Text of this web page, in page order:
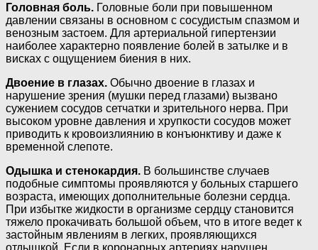
Головная боль. Головные боли при повышенном
давлении связаны в основном с сосудистым спазмом и
венозным застоем. Для артериальной гипертензии
наиболее характерно появление болей в затылке и в
висках с ощущением биения в них.
Двоение в глазах. Обычно двоение в глазах и
нарушение зрения (мушки перед глазами) вызвано
сужением сосудов сетчатки и зрительного нерва. При
высоком уровне давления и хрупкости сосудов может
приводить к кровоизлиянию в конъюнктиву и даже к
временной слепоте.
Одышка и стенокардия. В большинстве случаев
подобные симптомы проявляются у больных старшего
возраста, имеющих дополнительные болезни сердца.
При избытке жидкости в организме сердцу становится
тяжело прокачивать большой объем, что в итоге ведет к
застойным явлениям в легких, проявляющихся
отдышкой. Если в коронарных артериях нарушен